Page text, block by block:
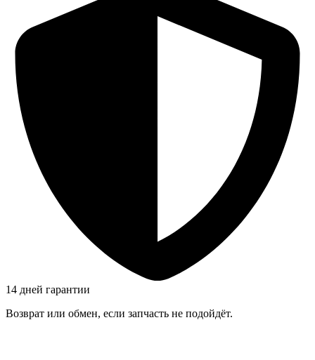
14 дней гарантии
Возврат или обмен, если запчасть не подойдёт.